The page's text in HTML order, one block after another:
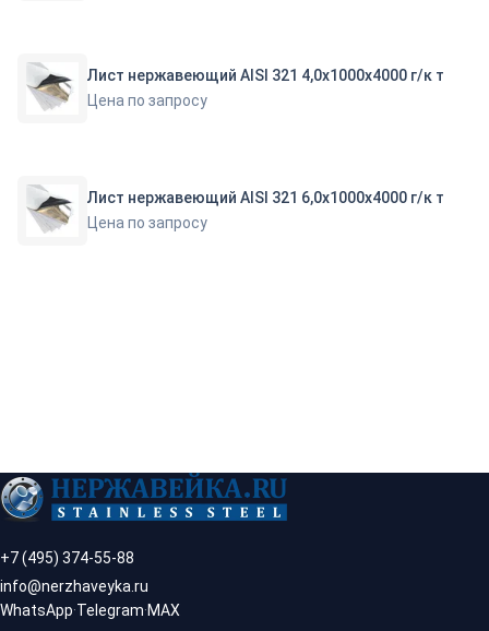
Лист нержавеющий AISI 321 4,0х1000х4000 г/к т
Цена по запросу
Лист нержавеющий AISI 321 6,0х1000х4000 г/к т
Цена по запросу
+7 (495) 374-55-88
info@nerzhaveyka.ru
WhatsApp·Telegram·MAX